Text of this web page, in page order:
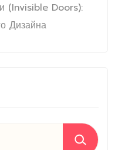
(Invisible Doors):
Дизайна